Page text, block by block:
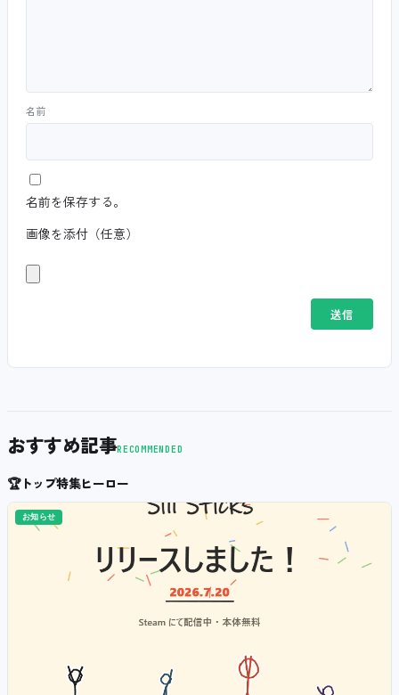
名前
名前を保存する。
画像を添付（任意）
おすすめ記事RECOMMENDED
🏆トップ特集ヒーロー
お知らせ